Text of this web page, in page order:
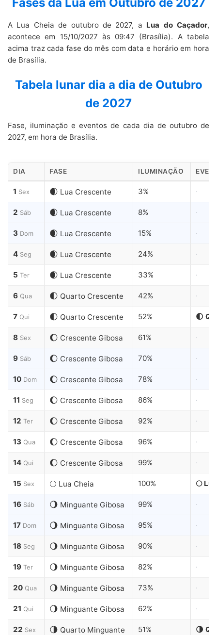
A Lua Cheia de outubro de 2027, a Lua do Caçador,
acontece em 15/10/2027 às 09:47 (Brasília). A tabela
acima traz cada fase do mês com data e horário em hora
de Brasília.
Tabela lunar dia a dia de Outubro
de 2027
Fase, iluminação e eventos de cada dia de outubro de
2027, em hora de Brasília.
Fases
Lua
em
de
2027
DIA FASE ILUMINAÇÃO
1 Sex 🌒 Lua Crescente 3% ·
2 Sáb 🌒 Lua Crescente 8% ·
3 Dom 🌒 Lua Crescente 15% ·
4 Seg 🌒 Lua Crescente 24% ·
5 Ter 🌒 Lua Crescente 33% ·
6 Qua 🌓 Quarto Crescente 42% ·
7 Qui 🌓 Quarto Crescente 52% 🌓
8 Sex 🌔 Crescente Gibosa 61% ·
9 Sáb 🌔 Crescente Gibosa 70% ·
10 Dom 🌔 Crescente Gibosa 78% ·
11 Seg 🌔 Crescente Gibosa 86% ·
12 Ter 🌔 Crescente Gibosa 92% ·
13 Qua 🌔 Crescente Gibosa 96% ·
14 Qui 🌔 Crescente Gibosa 99% ·
15 Sex 🌕 Lua Cheia 100% 🌕
16 Sáb 🌖 Minguante Gibosa 99% ·
17 Dom 🌖 Minguante Gibosa 95% ·
18 Seg 🌖 Minguante Gibosa 90% ·
19 Ter 🌖 Minguante Gibosa 82% ·
20 Qua 🌖 Minguante Gibosa 73% ·
21 Qui 🌖 Minguante Gibosa 62% ·
22 Sex 🌗 Quarto Minguante 51% 🌗